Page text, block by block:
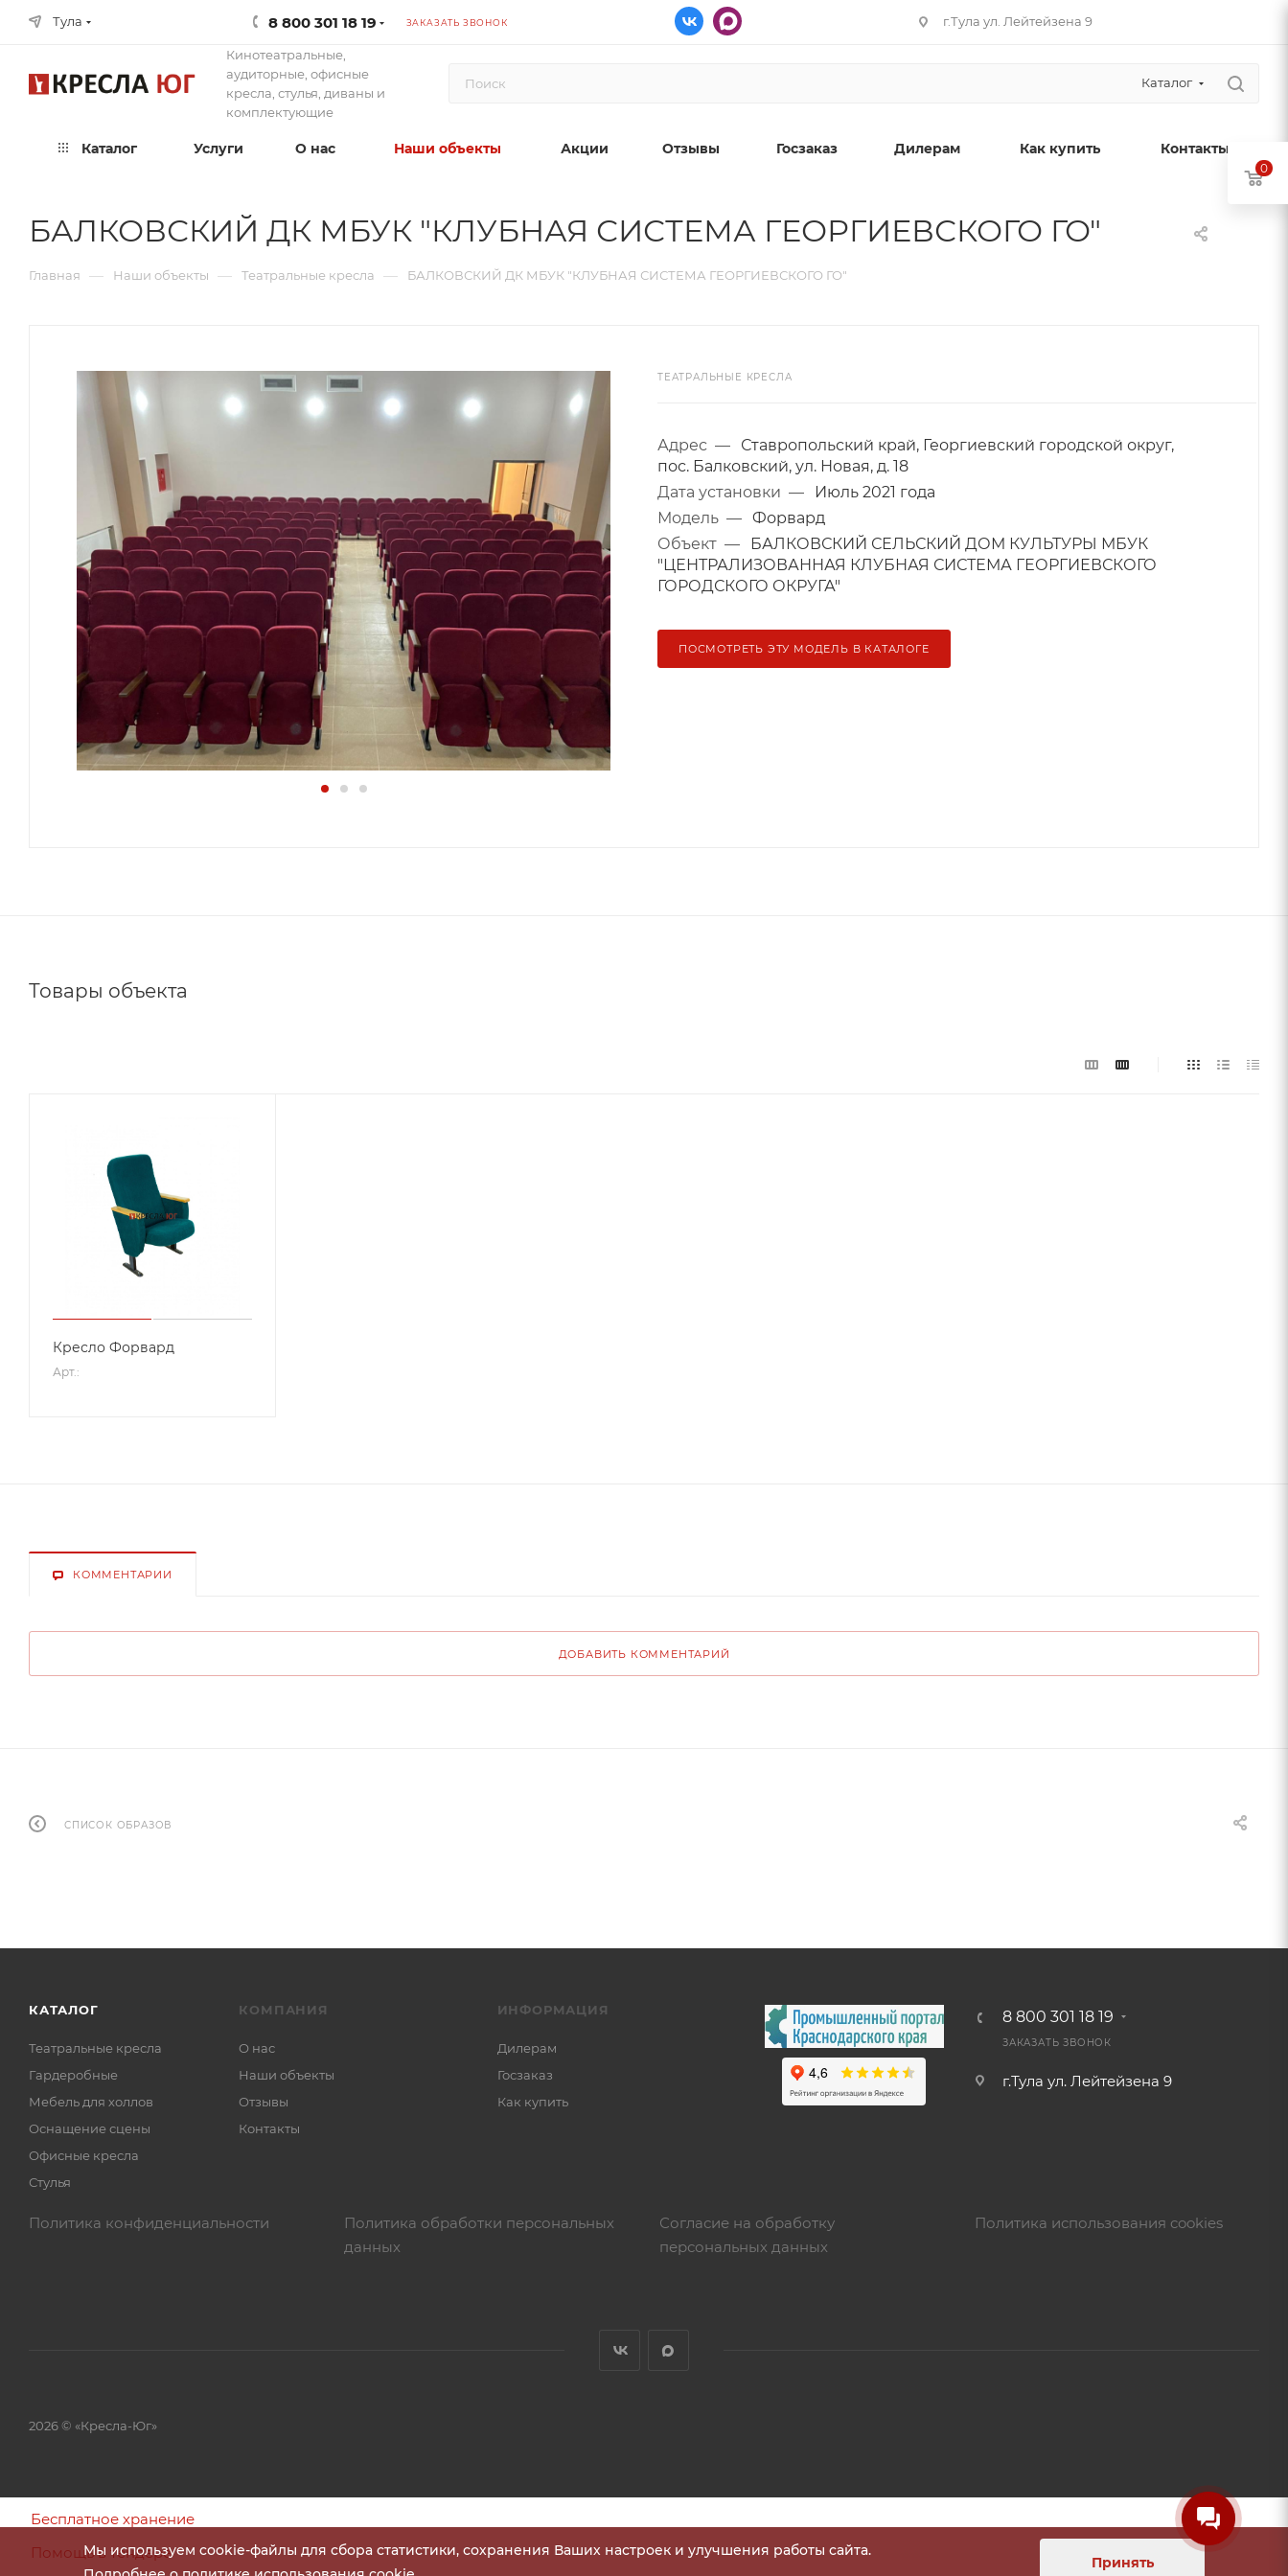
Тула 8 800 301 18 19 ЗАКАЗАТЬ ЗВОНОК г.Тула ул. Лейтейзена 9
Кинотеатральные,
аудиторные, офисные
кресла, стулья, диваны и
комплектующие
Каталог
Каталог Услуги О нас Наши объекты Акции Отзывы Госзаказ Дилерам Как купить Контакты
БАЛКОВСКИЙ ДК МБУК "КЛУБНАЯ СИСТЕМА ГЕОРГИЕВСКОГО ГО"
Главная — Наши объекты — Театральные кресла — БАЛКОВСКИЙ ДК МБУК "КЛУБНАЯ СИСТЕМА ГЕОРГИЕВСКОГО ГО"
ТЕАТРАЛЬНЫЕ КРЕСЛА
Адрес —
Ставропольский край, Георгиевский городской округ,
пос. Балковский, ул. Новая, д. 18
Дата установки —
Июль 2021 года
Модель — Форвард
Объект —
БАЛКОВСКИЙ СЕЛЬСКИЙ ДОМ КУЛЬТУРЫ МБУК
"ЦЕНТРАЛИЗОВАННАЯ КЛУБНАЯ СИСТЕМА ГЕОРГИЕВСКОГО
ГОРОДСКОГО ОКРУГА"
ПОСМОТРЕТЬ ЭТУ МОДЕЛЬ В КАТАЛОГЕ
Товары объекта
Кресло Форвард
Арт.:
КОММЕНТАРИИ
ДОБАВИТЬ КОММЕНТАРИЙ
СПИСОК ОБРАЗОВ
КАТАЛОГ
Театральные кресла
Гардеробные
Мебель для холлов
Оснащение сцены
Офисные кресла
Стулья
КОМПАНИЯ
О нас
Наши объекты
Отзывы
Контакты
ИНФОРМАЦИЯ
Дилерам
Госзаказ
Как купить
8 800 301 18 19
ЗАКАЗАТЬ ЗВОНОК
г.Тула ул. Лейтейзена 9
Политика конфиденциальности
Политика обработки персональных
данных
Согласие на обработку
персональных данных
Политика использования cookies
2026 © «Кресла-Юг»
0
Бесплатное хранение
Помощь в тендере
Мы используем cookie-файлы для сбора статистики, сохранения Ваших настроек и улучшения работы сайта.
Принять